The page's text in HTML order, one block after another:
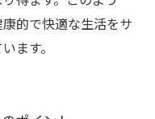
的で快適な生活をサ
ます。